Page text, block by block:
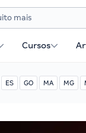
Cursos
ES GO MA MG